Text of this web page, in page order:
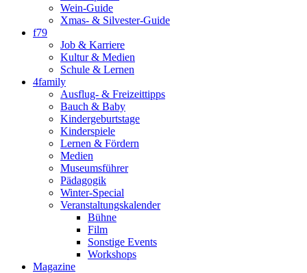
Wein-Guide
Xmas- & Silvester-Guide
f79
Job & Karriere
Kultur & Medien
Schule & Lernen
4family
Ausflug- & Freizeittipps
Bauch & Baby
Kindergeburtstage
Kinderspiele
Lernen & Fördern
Medien
Museumsführer
Pädagogik
Winter-Special
Veranstaltungskalender
Bühne
Film
Sonstige Events
Workshops
Magazine